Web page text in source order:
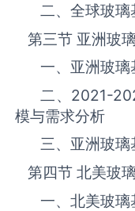
二、全球‌‌‌‌‌‌‌玻
第三节 亚洲‌‌‌‌‌‌‌玻
一、亚洲‌‌‌‌‌‌‌玻
二、 2021-
模与需求分析
三、亚洲‌‌‌‌‌‌‌玻
第四节 北美‌‌‌‌‌‌‌玻
一、北美‌‌‌‌‌‌‌玻